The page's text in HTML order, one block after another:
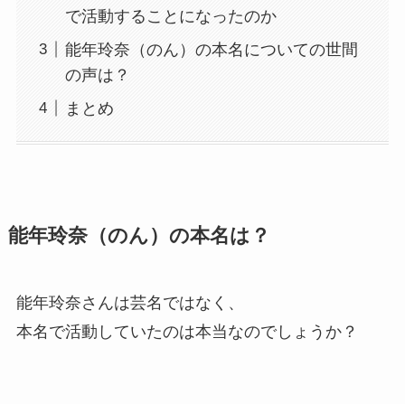
で活動することになったのか
能年玲奈（のん）の本名についての世間
の声は？
まとめ
能年玲奈（のん）の本名は？
能年玲奈さんは芸名ではなく、
本名で活動していたのは本当なのでしょうか？